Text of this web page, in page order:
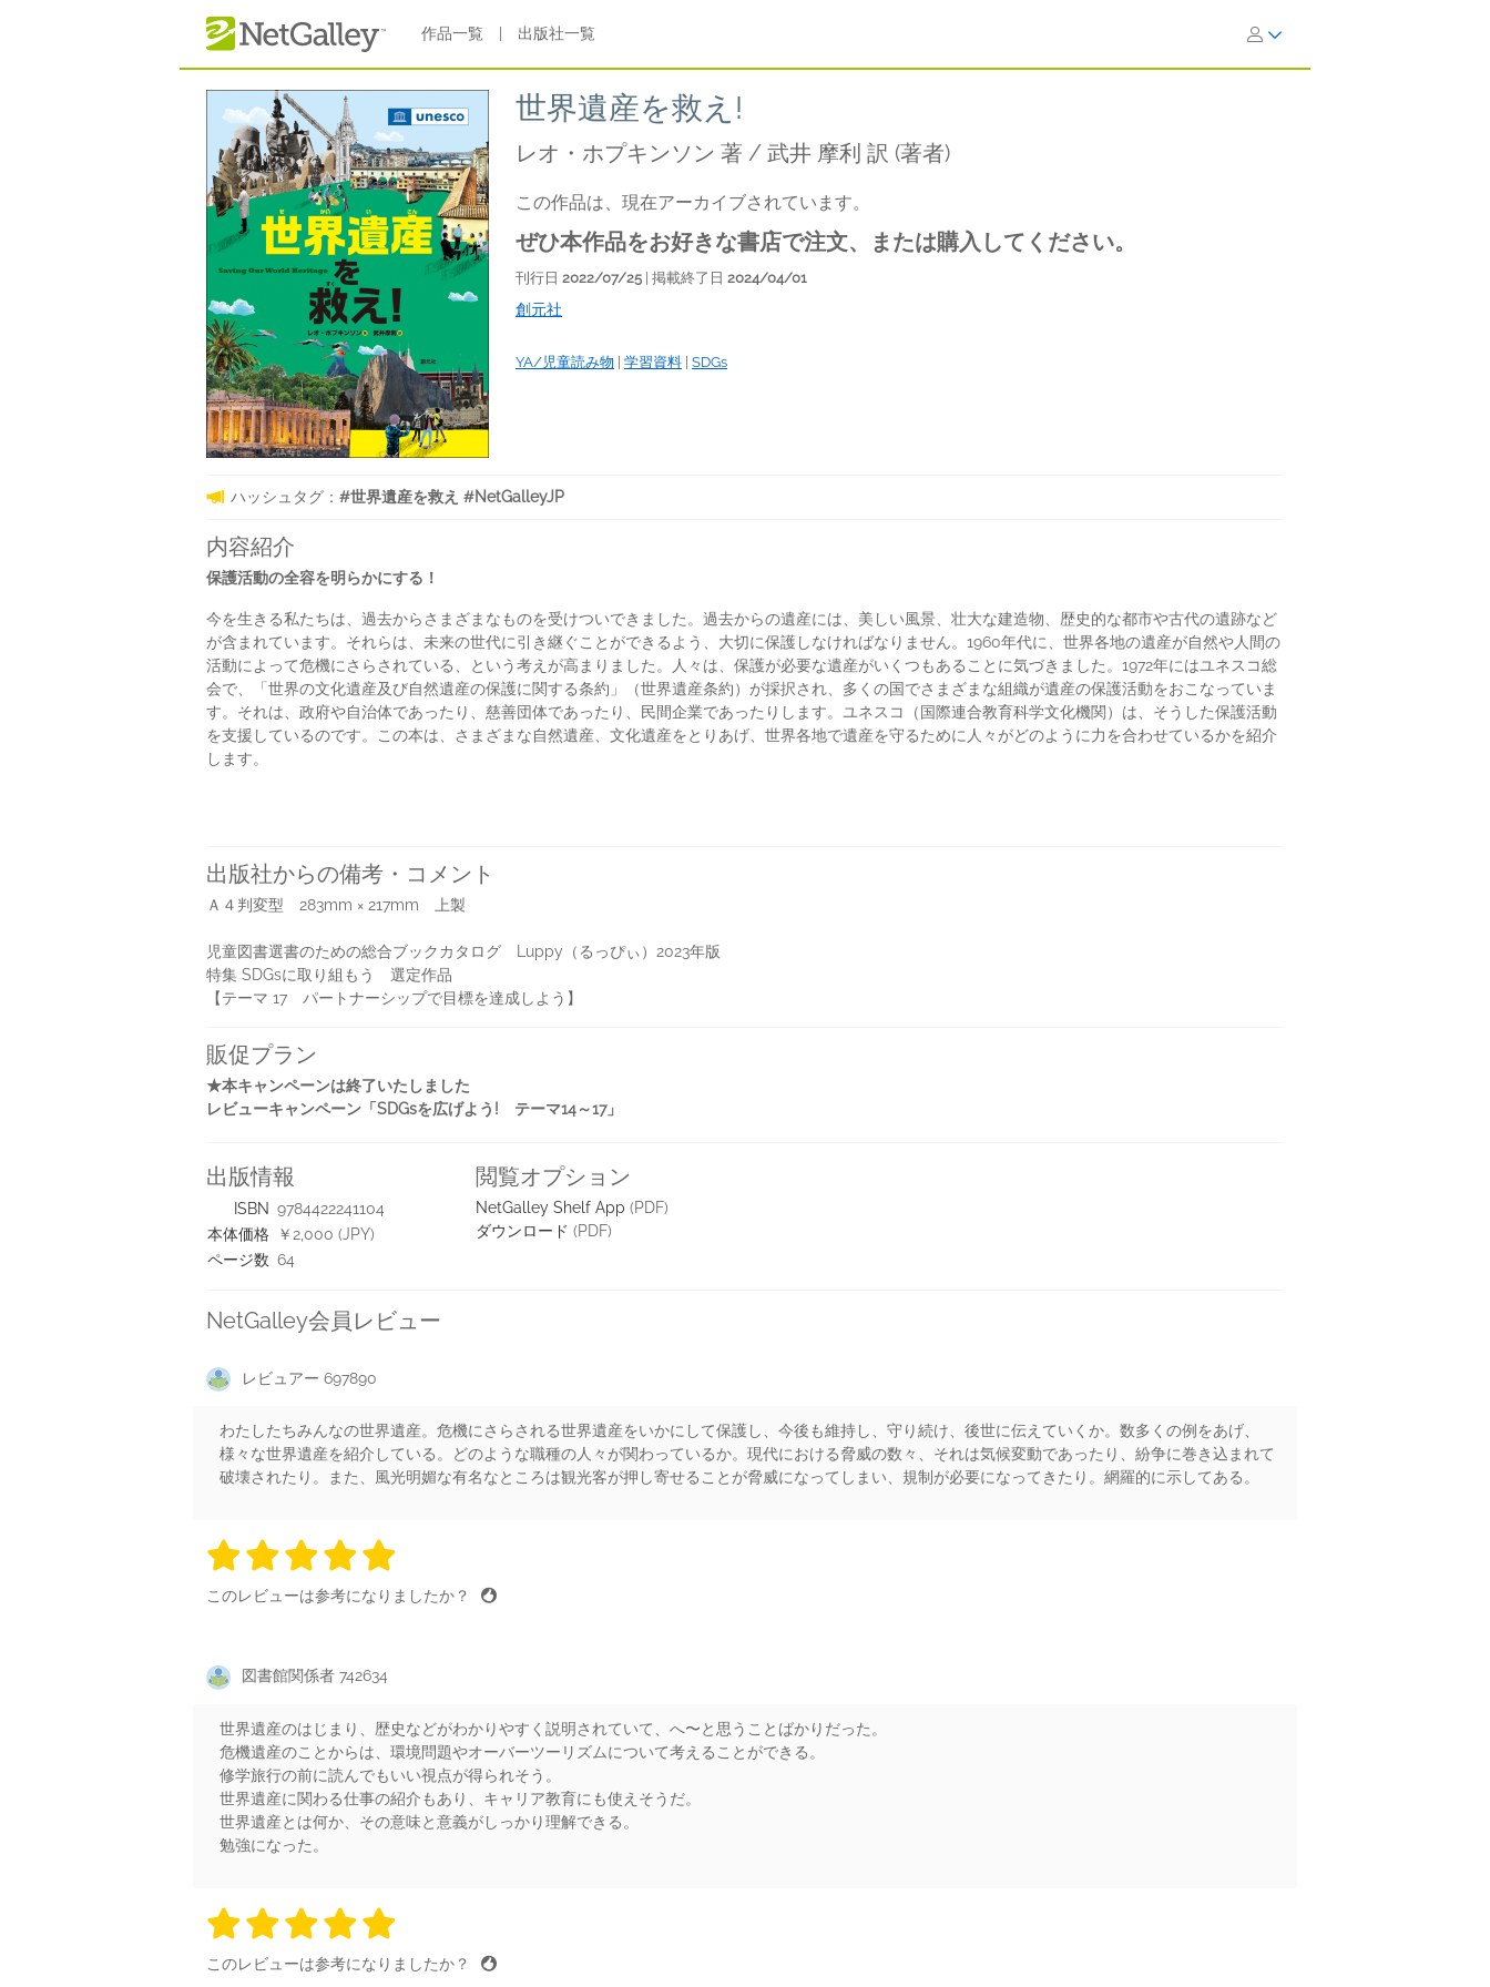
作品一覧 出版社一覧
世界遺産を救え!
レオ・ホプキンソン 著 / 武井 摩利 訳 (著者)
この作品は、現在アーカイブされています。
ぜひ本作品をお好きな書店で注文、または購入してください。
刊行日 2022/07/25 | 掲載終了日 2024/04/01
創元社
YA/児童読み物 学習資料 SDGs
ハッシュタグ： #世界遺産を救え #NetGalleyJP
内容紹介
保護活動の全容を明らかにする！
今を生きる私たちは、過去からさまざまなものを受けついできました。過去からの遺産には、美しい風景、壮大な建造物、歴史的な都市や古代の遺跡など
が含まれています。それらは、未来の世代に引き継ぐことができるよう、大切に保護しなければなりません。1960年代に、世界各地の遺産が自然や人間の
活動によって危機にさらされている、という考えが高まりました。人々は、保護が必要な遺産がいくつもあることに気づきました。1972年にはユネスコ総
会で、「世界の文化遺産及び自然遺産の保護に関する条約」（世界遺産条約）が採択され、多くの国でさまざまな組織が遺産の保護活動をおこなっていま
す。それは、政府や自治体であったり、慈善団体であったり、民間企業であったりします。ユネスコ（国際連合教育科学文化機関）は、そうした保護活動
を支援しているのです。この本は、さまざまな自然遺産、文化遺産をとりあげ、世界各地で遺産を守るために人々がどのように力を合わせているかを紹介
します。
出版社からの備考・コメント
Ａ４判変型 283mm × 217mm 上製
児童図書選書のための総合ブックカタログ Luppy（るっぴぃ）2023年版
特集 SDGsに取り組もう 選定作品
【テーマ 17 パートナーシップで目標を達成しよう】
販促プラン
★本キャンペーンは終了いたしました
レビューキャンペーン「SDGsを広げよう! テーマ14～17」
出版情報
ISBN 9784422241104
本体価格
￥2,000 (JPY)
ページ数 64
閲覧オプション
NetGalley Shelf App (PDF)
ダウンロード (PDF)
NetGalley会員レビュー
レビュアー 697890
わたしたちみんなの世界遺産。危機にさらされる世界遺産をいかにして保護し、今後も維持し、守り続け、後世に伝えていくか。数多くの例をあげ、
様々な世界遺産を紹介している。どのような職種の人々が関わっているか。現代における脅威の数々、それは気候変動であったり、紛争に巻き込まれて
破壊されたり。また、風光明媚な有名なところは観光客が押し寄せることが脅威になってしまい、規制が必要になってきたり。網羅的に示してある。
5 stars
5 stars
5 stars
5 stars
このレビューは参考になりましたか？
図書館関係者 742634
世界遺産のはじまり、歴史などがわかりやすく説明されていて、へ〜と思うことばかりだった。
危機遺産のことからは、環境問題やオーバーツーリズムについて考えることができる。
修学旅行の前に読んでもいい視点が得られそう。
世界遺産に関わる仕事の紹介もあり、キャリア教育にも使えそうだ。
世界遺産とは何か、その意味と意義がしっかり理解できる。
勉強になった。
5 stars
5 stars
5 stars
5 stars
このレビューは参考になりましたか？